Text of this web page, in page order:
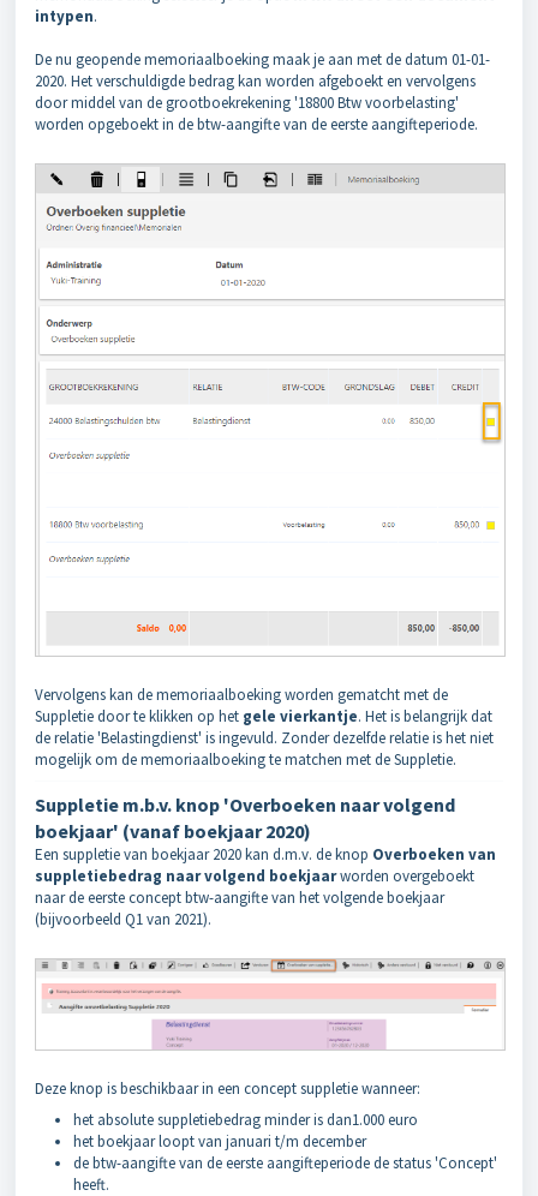
intypen.
De nu geopende memoriaalboeking maak je aan met de datum 01-01-
2020. Het verschuldigde bedrag kan worden afgeboekt en vervolgens
door middel van de grootboekrekening '18800 Btw voorbelasting'
worden opgeboekt in de btw-aangifte van de eerste aangifteperiode.
Vervolgens kan de memoriaalboeking worden gematcht met de
Suppletie door te klikken op het gele vierkantje. Het is belangrijk dat
de relatie 'Belastingdienst' is ingevuld. Zonder dezelfde relatie is het niet
mogelijk om de memoriaalboeking te matchen met de Suppletie.
Suppletie m.b.v. knop 'Overboeken naar volgend
boekjaar' (vanaf boekjaar 2020)
Een suppletie van boekjaar 2020 kan d.m.v. de knop Overboeken van
suppletiebedrag naar volgend boekjaarworden overgeboekt
naar de eerste concept btw-aangifte van het volgende boekjaar
(bijvoorbeeld Q1 van 2021).
Deze knop is beschikbaar in een concept suppletie wanneer:
het absolute suppletiebedrag minder is dan1.000 euro
het boekjaar loopt van januari t/m december
de btw-aangifte van de eerste aangifteperiode de status 'Concept'
heeft.